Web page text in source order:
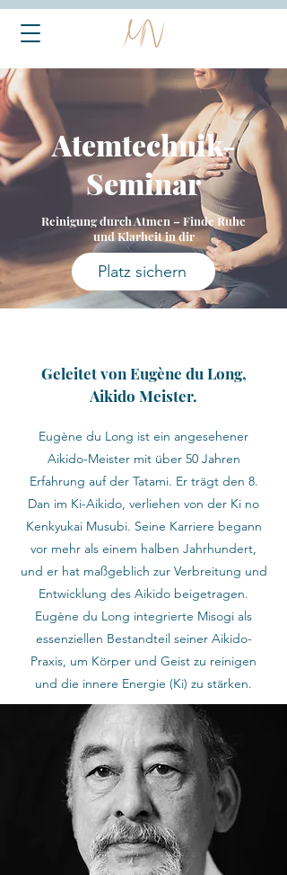
Atemtechnik-
Seminar
Reinigung durch Atmen – Finde Ruhe
und Klarheit in dir
Platz sichern
Geleitet von Eugène du Long,
Aikido Meister.
Eugène du Long ist ein angesehener
Aikido-Meister mit über 50 Jahren
Erfahrung auf der Tatami. Er trägt den 8.
Dan im Ki-Aikido, verliehen von der Ki no
Kenkyukai Musubi. Seine Karriere begann
vor mehr als einem halben Jahrhundert,
und er hat maßgeblich zur Verbreitung und
Entwicklung des Aikido beigetragen.
Eugène du Long integrierte Misogi als
essenziellen Bestandteil seiner Aikido-
Praxis, um Körper und Geist zu reinigen
und die innere Energie (Ki) zu stärken.